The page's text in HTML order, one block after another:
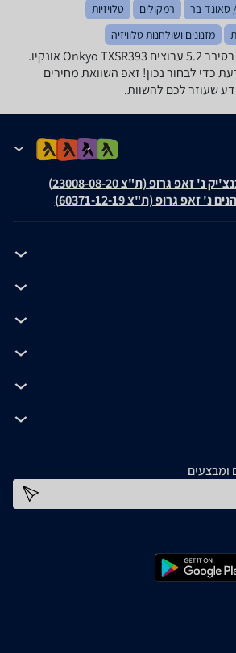
סאונד-בר רמקולים
טלויזיות
מזנונים ושולחנות טלוויזיה
לפניכם מפרט טכני של רסיבר ‏5.2 ‏ערוצים Onkyo TXSR393 אונקיו.
כדי לבחור נכון! זאפ השוואת מחירים
שעוזר לכם להשוות.
זאפ גרופ (ת"צ 23008-08-20)
זאפ גרופ (ת"צ 60371-12-19)
ומבצעים